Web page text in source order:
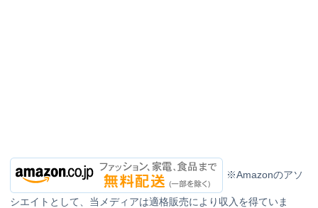
※Amazonのアソ
シエイトとして、当メディアは適格販売により収入を得ていま